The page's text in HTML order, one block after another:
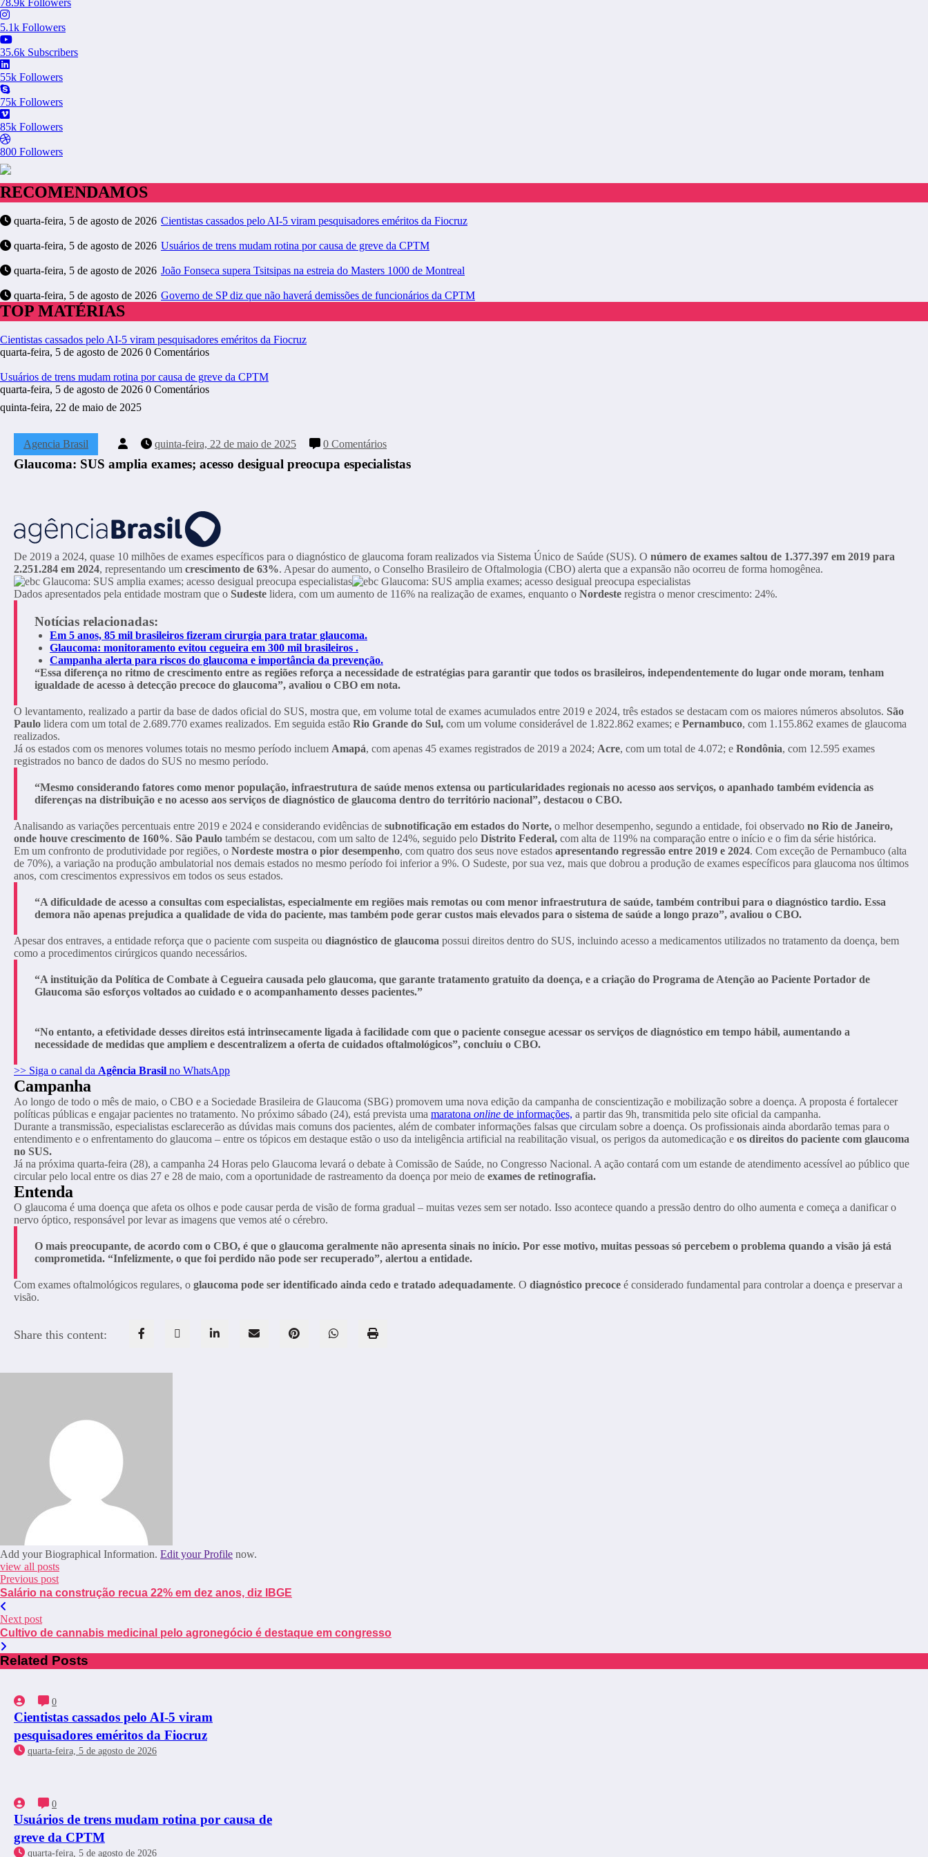
78.9k Followers
5.1k Followers
35.6k Subscribers
55k Followers
75k Followers
85k Followers
800 Followers
RECOMENDAMOS
quarta-feira, 5 de agosto de 2026 Cientistas cassados pelo AI-5 viram pesquisadores eméritos da Fiocruz
quarta-feira, 5 de agosto de 2026 Usuários de trens mudam rotina por causa de greve da CPTM
quarta-feira, 5 de agosto de 2026 João Fonseca supera Tsitsipas na estreia do Masters 1000 de Montreal
quarta-feira, 5 de agosto de 2026 Governo de SP diz que não haverá demissões de funcionários da CPTM
TOP MATÉRIAS
Cientistas cassados pelo AI-5 viram pesquisadores eméritos da Fiocruz
quarta-feira, 5 de agosto de 2026 0 Comentários
Usuários de trens mudam rotina por causa de greve da CPTM
quarta-feira, 5 de agosto de 2026 0 Comentários
quinta-feira, 22 de maio de 2025
Agencia Brasil quinta-feira, 22 de maio de 2025 0 Comentários
Glaucoma: SUS amplia exames; acesso desigual preocupa especialistas
De 2019 a 2024, quase 10 milhões de exames específicos para o diagnóstico de glaucoma foram realizados via Sistema Único de Saúde (SUS). O número de exames saltou de 1.377.397 em 2019 para
2.251.284 em 2024, representando um crescimento de 63%. Apesar do aumento, o Conselho Brasileiro de Oftalmologia (CBO) alerta que a expansão não ocorreu de forma homogênea.
Dados apresentados pela entidade mostram que o Sudeste lidera, com um aumento de 116% na realização de exames, enquanto o Nordeste registra o menor crescimento: 24%.
Notícias relacionadas:
Em 5 anos, 85 mil brasileiros fizeram cirurgia para tratar glaucoma.
Glaucoma: monitoramento evitou cegueira em 300 mil brasileiros .
Campanha alerta para riscos do glaucoma e importância da prevenção.
“Essa diferença no ritmo de crescimento entre as regiões reforça a necessidade de estratégias para garantir que todos os brasileiros, independentemente do lugar onde moram, tenham
igualdade de acesso à detecção precoce do glaucoma”, avaliou o CBO em nota.
O levantamento, realizado a partir da base de dados oficial do SUS, mostra que, em volume total de exames acumulados entre 2019 e 2024, três estados se destacam com os maiores números absolutos. São
Paulo lidera com um total de 2.689.770 exames realizados. Em seguida estão Rio Grande do Sul, com um volume considerável de 1.822.862 exames; e Pernambuco, com 1.155.862 exames de glaucoma
realizados.
Já os estados com os menores volumes totais no mesmo período incluem Amapá, com apenas 45 exames registrados de 2019 a 2024; Acre, com um total de 4.072; e Rondônia, com 12.595 exames
registrados no banco de dados do SUS no mesmo período.
“Mesmo considerando fatores como menor população, infraestrutura de saúde menos extensa ou particularidades regionais no acesso aos serviços, o apanhado também evidencia as
diferenças na distribuição e no acesso aos serviços de diagnóstico de glaucoma dentro do território nacional”, destacou o CBO.
Analisando as variações percentuais entre 2019 e 2024 e considerando evidências de subnotificação em estados do Norte, o melhor desempenho, segundo a entidade, foi observado no Rio de Janeiro,
onde houve crescimento de 160%. São Paulo também se destacou, com um salto de 124%, seguido pelo Distrito Federal, com alta de 119% na comparação entre o início e o fim da série histórica.
Em um confronto de produtividade por regiões, o Nordeste mostra o pior desempenho, com quatro dos seus nove estados apresentando regressão entre 2019 e 2024. Com exceção de Pernambuco (alta
de 70%), a variação na produção ambulatorial nos demais estados no mesmo período foi inferior a 9%. O Sudeste, por sua vez, mais que dobrou a produção de exames específicos para glaucoma nos últimos
anos, com crescimentos expressivos em todos os seus estados.
“A dificuldade de acesso a consultas com especialistas, especialmente em regiões mais remotas ou com menor infraestrutura de saúde, também contribui para o diagnóstico tardio. Essa
demora não apenas prejudica a qualidade de vida do paciente, mas também pode gerar custos mais elevados para o sistema de saúde a longo prazo”, avaliou o CBO.
Apesar dos entraves, a entidade reforça que o paciente com suspeita ou diagnóstico de glaucoma possui direitos dentro do SUS, incluindo acesso a medicamentos utilizados no tratamento da doença, bem
como a procedimentos cirúrgicos quando necessários.
“A instituição da Política de Combate à Cegueira causada pelo glaucoma, que garante tratamento gratuito da doença, e a criação do Programa de Atenção ao Paciente Portador de
Glaucoma são esforços voltados ao cuidado e o acompanhamento desses pacientes.”
“No entanto, a efetividade desses direitos está intrinsecamente ligada à facilidade com que o paciente consegue acessar os serviços de diagnóstico em tempo hábil, aumentando a
necessidade de medidas que ampliem e descentralizem a oferta de cuidados oftalmológicos”, concluiu o CBO.
>> Siga o canal da Agência Brasil no WhatsApp
Campanha
Ao longo de todo o mês de maio, o CBO e a Sociedade Brasileira de Glaucoma (SBG) promovem uma nova edição da campanha de conscientização e mobilização sobre a doença. A proposta é fortalecer
políticas públicas e engajar pacientes no tratamento. No próximo sábado (24), está prevista uma maratona online de informações, a partir das 9h, transmitida pelo site oficial da campanha.
Durante a transmissão, especialistas esclarecerão as dúvidas mais comuns dos pacientes, além de combater informações falsas que circulam sobre a doença. Os profissionais ainda abordarão temas para o
entendimento e o enfrentamento do glaucoma – entre os tópicos em destaque estão o uso da inteligência artificial na reabilitação visual, os perigos da automedicação e os direitos do paciente com glaucoma
no SUS.
Já na próxima quarta-feira (28), a campanha 24 Horas pelo Glaucoma levará o debate à Comissão de Saúde, no Congresso Nacional. A ação contará com um estande de atendimento acessível ao público que
circular pelo local entre os dias 27 e 28 de maio, com a oportunidade de rastreamento da doença por meio de exames de retinografia.
Entenda
O glaucoma é uma doença que afeta os olhos e pode causar perda de visão de forma gradual – muitas vezes sem ser notado. Isso acontece quando a pressão dentro do olho aumenta e começa a danificar o
nervo óptico, responsável por levar as imagens que vemos até o cérebro.
O mais preocupante, de acordo com o CBO, é que o glaucoma geralmente não apresenta sinais no início. Por esse motivo, muitas pessoas só percebem o problema quando a visão já está
comprometida. “Infelizmente, o que foi perdido não pode ser recuperado”, alertou a entidade.
Com exames oftalmológicos regulares, o glaucoma pode ser identificado ainda cedo e tratado adequadamente. O diagnóstico precoce é considerado fundamental para controlar a doença e preservar a
visão.
Share this content:
Add your Biographical Information. Edit your Profile now.
view all posts
Previous post
Salário na construção recua 22% em dez anos, diz IBGE
Next post
Cultivo de cannabis medicinal pelo agronegócio é destaque em congresso
Related Posts
0
Cientistas cassados pelo AI-5 viram
pesquisadores eméritos da Fiocruz
quarta-feira, 5 de agosto de 2026
0
Usuários de trens mudam rotina por causa de
greve da CPTM
quarta-feira, 5 de agosto de 2026